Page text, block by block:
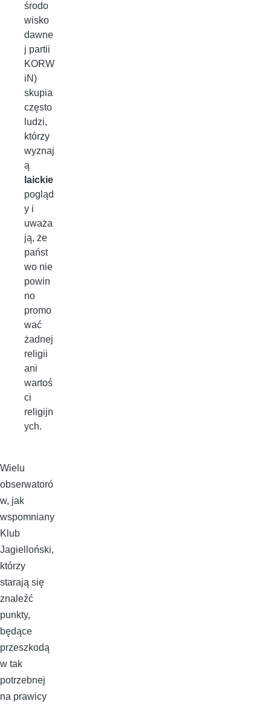
środo
wisko
dawne
j partii
KORW
iN)
skupia
często
ludzi,
którzy
wyznaj
ą
laickie
pogląd
y i
uważa
ją, że
państ
wo nie
powin
no
promo
wać
żadnej
religii
ani
wartoś
ci
religijn
ych.
Wielu
obserwatoró
w, jak
wspomniany
Klub
Jagielloński,
którzy
starają się
znaleźć
punkty,
będące
przeszkodą
w tak
potrzebnej
na prawicy